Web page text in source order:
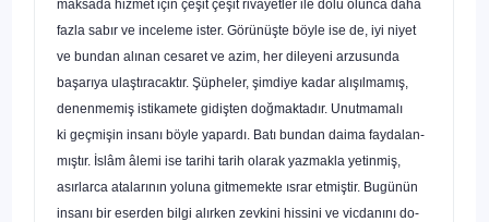
maksada hizmet için çeşit çeşit rivayetler ile dolu olunca daha
fazla sabır ve inceleme ister. Görünüşte böyle ise de, iyi niyet
ve bundan alınan cesaret ve azim, her dileyeni arzusun­da
başarıya ulaştıracaktır. Şüpheler, şimdiye kadar alışılmamış,
denenmemiş istikamete gidişten doğmaktadır. Unutmamalı
ki geçmişin insanı böyle yapardı. Batı bundan daima faydalan­
mıştır. İslâm âlemi ise tarihi tarih olarak yazmakla yetinmiş,
asırlarca atalarının yoluna gitmemekte ısrar etmiştir. Bugünün
insanı bir eserden bilgi alırken zevkini hissini ve vicdanını do­